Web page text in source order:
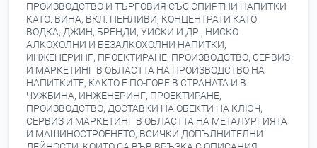
ПРОИЗВОДСТВО И ТЪРГОВИЯ СЪС СПИРТНИ НАПИТКИ
КАТО: ВИНА, ВКЛ. ПЕНЛИВИ, КОНЦЕНТРАТИ КАТО
ВОДКА, ДЖИН, БРЕНДИ, УИСКИ И ДР., НИСКО
АЛКОХОЛНИ И БЕЗАЛКОХОЛНИ НАПИТКИ,
ИНЖЕНЕРИНГ, ПРОЕКТИРАНЕ, ПРОИЗВОДСТВО, СЕРВИЗ
И МАРКЕТИНГ В ОБЛАСТТА НА ПРОИЗВОДСТВО НА
НАПИТКИТЕ, КАКТО Е ПО-ГОРЕ В СТРАНАТА И В
ЧУЖБИНА, ИНЖЕНЕРИНГ, ПРОЕКТИРАНЕ,
ПРОИЗВОДСТВО, ДОСТАВКИ НА ОБЕКТИ НА КЛЮЧ,
СЕРВИЗ И МАРКЕТИНГ В ОБЛАСТТА НА МЕТАЛУРГИЯТА
И МАШИНОСТРОЕНЕТО, ВСИЧКИ ДОПЪЛНИТЕЛНИ